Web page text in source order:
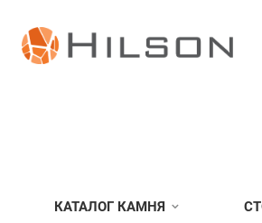
КАТАЛОГ КАМНЯ